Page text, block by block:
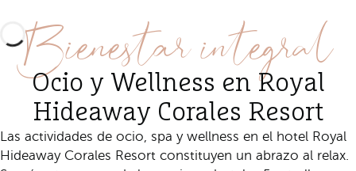
Bienestar integral
Ocio y Wellness en Royal
Hideaway Corales Resort
Las actividades de ocio, spa y wellness en el hotel Royal
Hideaway Corales Resort constituyen un abrazo al relax.